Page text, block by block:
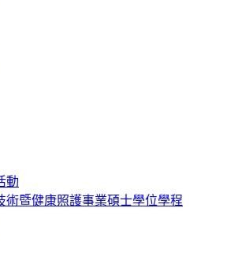
動
術暨健康照護事業碩士學位學程